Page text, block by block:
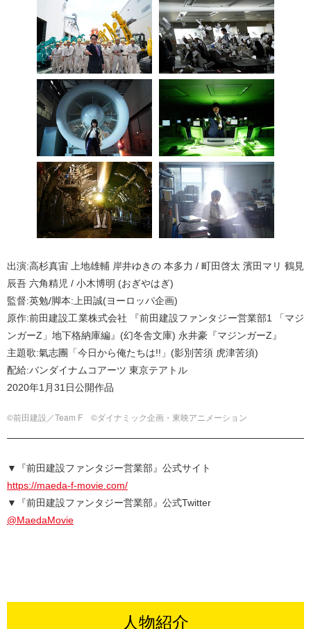
出演:高杉真宙 上地雄輔 岸井ゆきの 本多力 / 町田啓太 濱田マリ 鶴見
辰吾 六角精児 / 小木博明 (おぎやはぎ)
監督:英勉/脚本:上田誠(ヨーロッパ企画)
原作:前田建設工業株式会社 『前田建設ファンタジー営業部1 「マジ
ンガーZ」地下格納庫編』(幻冬舎文庫) 永井豪『マジンガーZ』
主題歌:氣志團「今日から俺たちは!!︎」(影別苦須 虎津苦須)
配給:バンダイナムコアーツ 東京テアトル
2020年1月31日公開作品
©前田建設／Team F ©ダイナミック企画・東映アニメーション
▼『前田建設ファンタジー営業部』公式サイト
https://maeda-f-movie.com/
▼『前田建設ファンタジー営業部』公式Twitter
@MaedaMovie
人物紹介